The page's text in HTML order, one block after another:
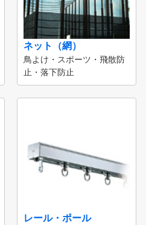
ネット（網）
鳥よけ・スポーツ・飛散防
止・落下防止
レール・ポール